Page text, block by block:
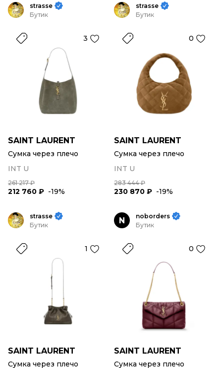
strasse
Бутик
3
SAINT LAURENT
Сумка через плечо
INT U
261 217 ₽
212 760 ₽ -19%
strasse
Бутик
0
SAINT LAURENT
Сумка через плечо
INT U
283 444 ₽
230 870 ₽ -19%
strasse
Бутик
1
SAINT LAURENT
Сумка через плечо
N
noborders
Бутик
0
SAINT LAURENT
Сумка через плечо